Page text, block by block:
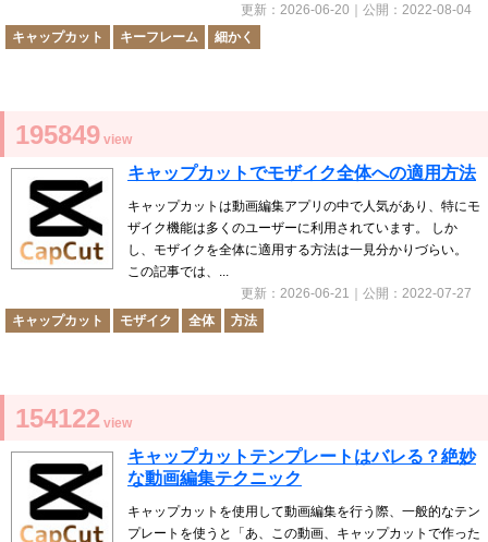
更新： 2026-06-20 ｜公開： 2022-08-04
キャップカット
キーフレーム 細かく
195849 view
キャップカットでモザイク全体への適用方法
キャップカットは動画編集アプリの中で人気があり、特にモ
ザイク機能は多くのユーザーに利用されています。 しか
し、モザイクを全体に適用する方法は一見分かりづらい。
この記事では、...
更新： 2026-06-21 ｜公開： 2022-07-27
キャップカット
モザイク 全体 方法
154122 view
キャップカットテンプレートはバレる？絶妙
な動画編集テクニック
キャップカットを使用して動画編集を行う際、一般的なテン
プレートを使うと「あ、この動画、キャップカットで作った